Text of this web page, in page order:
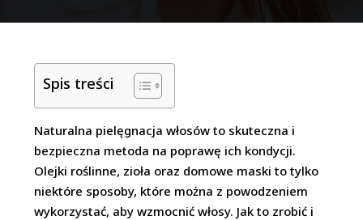
Spis treści
Naturalna pielęgnacja włosów to skuteczna i
bezpieczna metoda na poprawę ich kondycji.
Olejki roślinne, zioła oraz domowe maski to tylko
niektóre sposoby, które można z powodzeniem
wykorzystać, aby wzmocnić włosy. Jak to zrobić i